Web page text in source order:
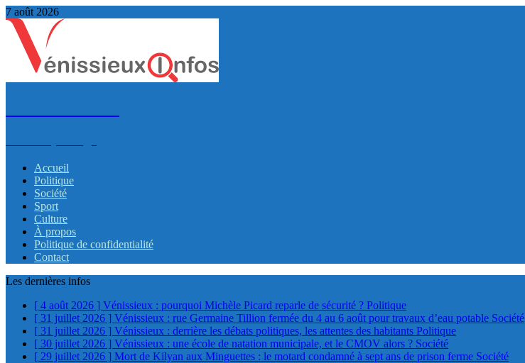
7 août 2026
Accueil
Politique
Société
Sport
Culture
À propos
Politique de confidentialité
Contact
Les dernières infos
[ 4 août 2026 ] Vénissieux : pourquoi Michèle Picard reparle de sécurité ? Politique
[ 31 juillet 2026 ] Vénissieux : rue Germaine Tillion fermée du 4 au 6 août pour travaux d’eau potable Société
[ 31 juillet 2026 ] Vénissieux : derrière les débats politiques, les attentes des habitants Politique
[ 30 juillet 2026 ] Vénissieux : une école de natation municipale, et le CMOV alors ? Société
[ 29 juillet 2026 ] Mort de Kilyan aux Minguettes : le motard condamné à sept ans de prison ferme Société